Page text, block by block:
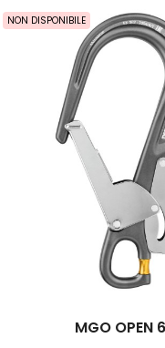
NON DISPONIBILE
MGO OPEN